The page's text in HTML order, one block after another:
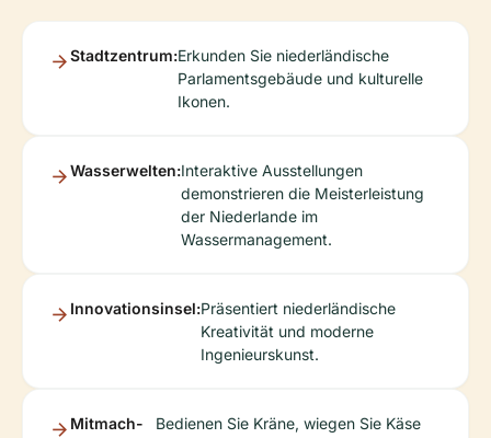
Stadtzentrum:Erkunden Sie niederländische
Parlamentsgebäude und kulturelle
Ikonen.
Wasserwelten:Interaktive Ausstellungen
demonstrieren die Meisterleistung
der Niederlande im
Wassermanagement.
Innovationsinsel:Präsentiert niederländische
Kreativität und moderne
Ingenieurskunst.
Mitmach-
Bedienen Sie Kräne, wiegen Sie Käse